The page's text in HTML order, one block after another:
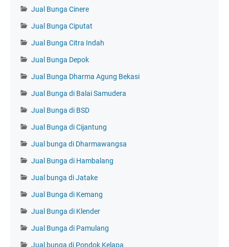
Jual Bunga Cinere
Jual Bunga Ciputat
Jual Bunga Citra Indah
Jual Bunga Depok
Jual Bunga Dharma Agung Bekasi
Jual Bunga di Balai Samudera
Jual Bunga di BSD
Jual Bunga di Cijantung
Jual bunga di Dharmawangsa
Jual Bunga di Hambalang
Jual bunga di Jatake
Jual Bunga di Kemang
Jual Bunga di Klender
Jual Bunga di Pamulang
Jual bunga di Pondok Kelapa